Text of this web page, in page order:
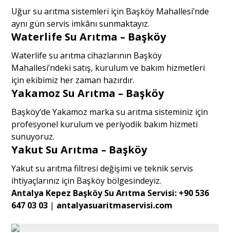
Uğur su arıtma sistemleri için Başköy Mahallesi’nde
aynı gün servis imkânı sunmaktayız.
Waterlife Su Arıtma – Başköy
Waterlife su arıtma cihazlarının Başköy
Mahallesi’ndeki satış, kurulum ve bakım hizmetleri
için ekibimiz her zaman hazırdır.
Yakamoz Su Arıtma – Başköy
Başköy’de Yakamoz marka su arıtma sisteminiz için
profesyonel kurulum ve periyodik bakım hizmeti
sunuyoruz.
Yakut Su Arıtma – Başköy
Yakut su arıtma filtresi değişimi ve teknik servis
ihtiyaçlarınız için Başköy bölgesindeyiz.
Antalya Kepez Başköy Su Arıtma Servisi: +90 536
647 03 03 | antalyasuaritmaservisi.com